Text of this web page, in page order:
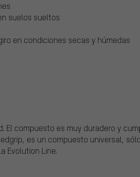
suelos sueltos
en condiciones secas y húmedas
El compuesto es muy duradero y
es un compuesto universal, sólo
Evolution Line.